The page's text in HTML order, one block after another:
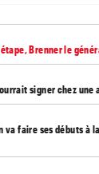
Brenner le
signer chez une
va faire ses débuts à